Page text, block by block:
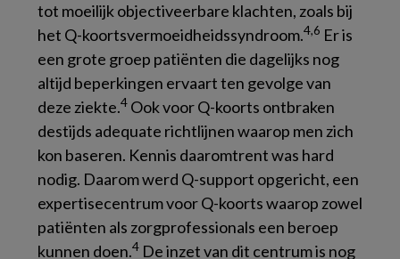
tot moeilijk objectiveerbare klachten, zoals bij
het Q-koortsvermoeidheidssyndroom.4,6 Er is
een grote groep patiënten die dagelijks nog
altijd beperkingen ervaart ten gevolge van
deze ziekte.4 Ook voor Q-koorts ontbraken
destijds adequate richtlijnen waarop men zich
kon baseren. Kennis daaromtrent was hard
nodig. Daarom werd Q-support opgericht, een
expertisecentrum voor Q-koorts waarop zowel
patiënten als zorgprofessionals een beroep
kunnen doen.4 De inzet van dit centrum is nog